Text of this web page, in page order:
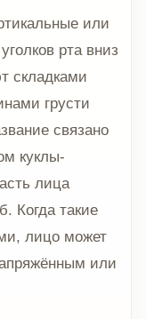
или
рта вниз
складками
грусти
связано
куклы-
лица
Когда такие
лицо может
или